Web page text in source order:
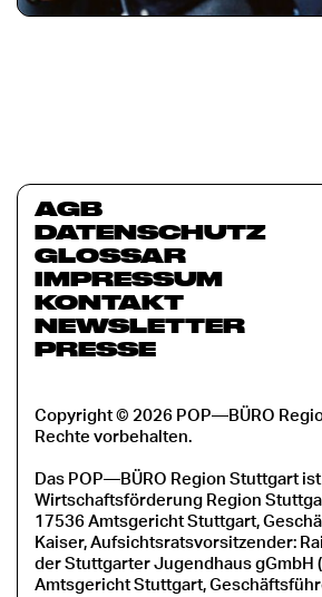
AGB
DATENSCHUTZ
GLOSSAR
IMPRESSUM
KONTAKT
NEWSLETTER
PRESSE
Copyright © 2026 POP—BÜRO
Rechte vorbehalten.
Das POP—BÜRO Region Stuttgart
Wirtschaftsförderung Region
17536 Amtsgericht Stuttgart,
Kaiser, Aufsichtsratsvorsitzender:
der Stuttgarter Jugendhaus gGmbH
Amtsgericht Stuttgart,